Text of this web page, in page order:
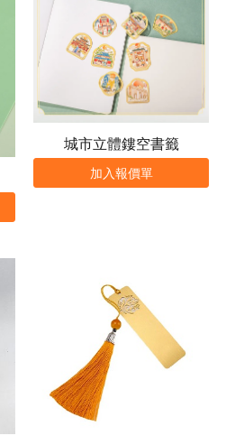
城市立體鏤空書籤
加入報價單